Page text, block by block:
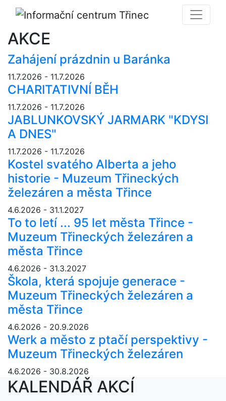
AKCE
Zahájení prázdnin u Baránka
11.7.2026 - 11.7.2026
CHARITATIVNÍ BĚH
11.7.2026 - 11.7.2026
JABLUNKOVSKÝ JARMARK "KDYSI
A DNES"
11.7.2026 - 11.7.2026
Kostel svatého Alberta a jeho
historie - Muzeum Třineckých
železáren a města Třince
4.6.2026 - 31.1.2027
To to letí ... 95 let města Třince -
Muzeum Třineckých železáren a
města Třince
4.6.2026 - 31.3.2027
Škola, která spojuje generace -
Muzeum Třineckých železáren a
města Třince
4.6.2026 - 20.9.2026
Werk a město z ptačí perspektivy -
Muzeum Třineckých železáren
4.6.2026 - 30.8.2026
KALENDÁŘ AKCÍ